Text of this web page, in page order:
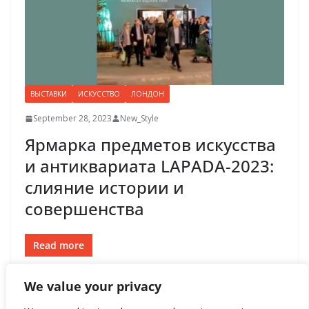
We value your privacy
ВЫСТАВКИ ИСКУССТВО ЛОНДОН
September 28, 2023 New_Style
Ярмарка предметов искусства
и антиквариата LAPADA-2023:
слияние истории и
совершенства
Read more